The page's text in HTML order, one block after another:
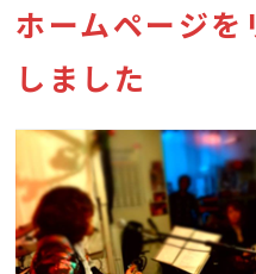
ホームページを
しました